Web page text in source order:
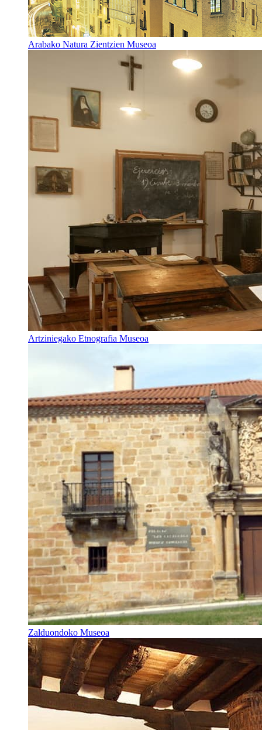
Arabako Natura Zientzien Museoa
Artziniegako Etnografia Museoa
Zalduondoko Museoa